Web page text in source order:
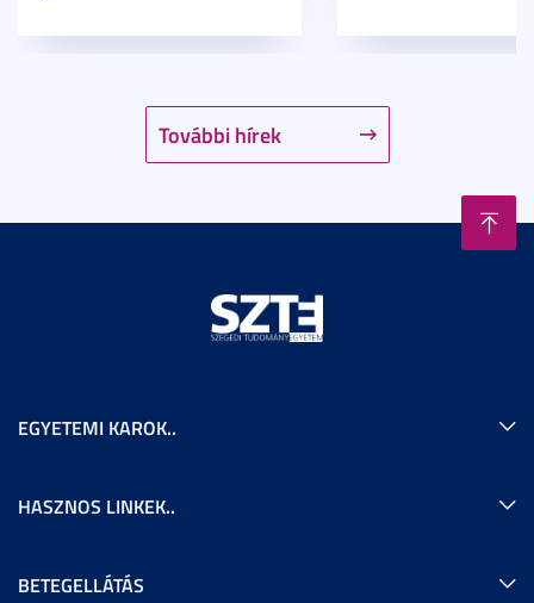
További hírek
EGYETEMI KAROK..
HASZNOS LINKEK..
BETEGELLÁTÁS